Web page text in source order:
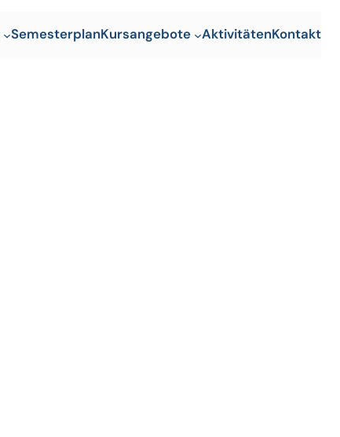
SemesterplanKursangebote AktivitätenKontakt